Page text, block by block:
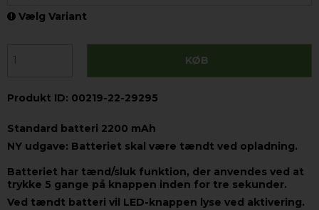
Vælg Variant
KØB
Produkt ID: 00219-22-29295
Standard batteri 2200 mAh
NY udgave: Batteriet skal være tændt ved opladning.
Batteriet har tænd/sluk funktion, der anvendes ved at
trykke 5 gange på knappen inden for tre sekunder.
Ved tændt batteri vil LED-knappen lyse ved aktivering.